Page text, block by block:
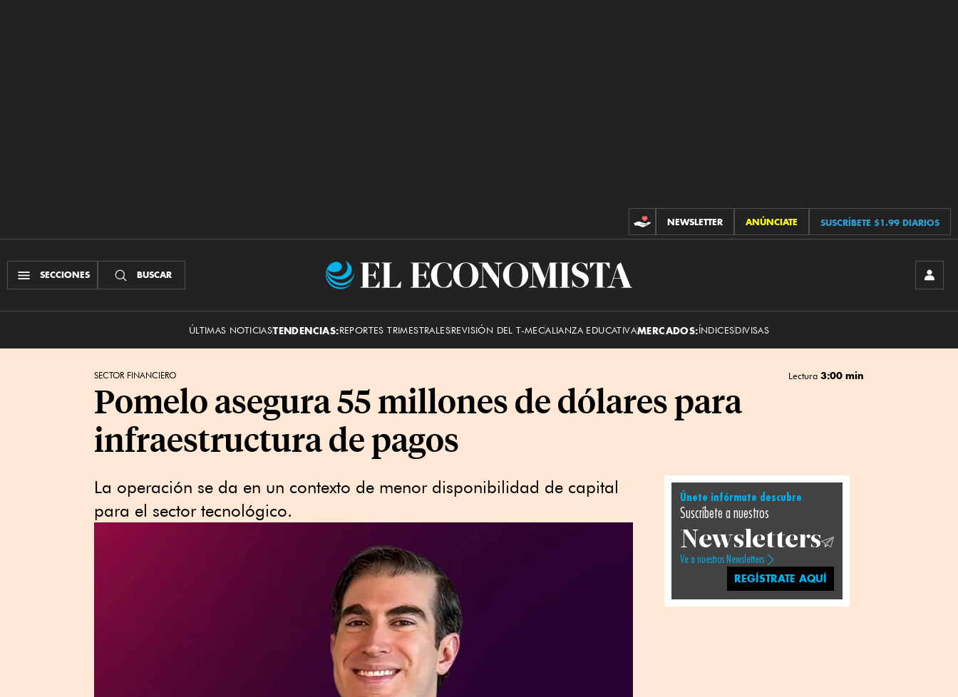
CONTRIBUCIONES
NEWSLETTER ANÚNCIATE SUSCRÍBETE $1.99 DIARIOS
SECCIONES BUSCAR
El
ÚLTIMAS NOTICIASTENDENCIAS:REPORTES TRIMESTRALESREVISIÓN DEL T-MECALIANZA EDUCATIVAMERCADOS:ÍNDICESDIVISAS
SECTOR FINANCIERO Lectura 3:00 min
Pomelo asegura 55 millones de dólares para
infraestructura de pagos
La operación se da en un contexto de menor disponibilidad de capital
para el sector tecnológico.
Únete infórmate descubre
Suscríbete a nuestros
Newsletters
Ve a nuestros Newsletters
REGÍSTRATE AQUÍ